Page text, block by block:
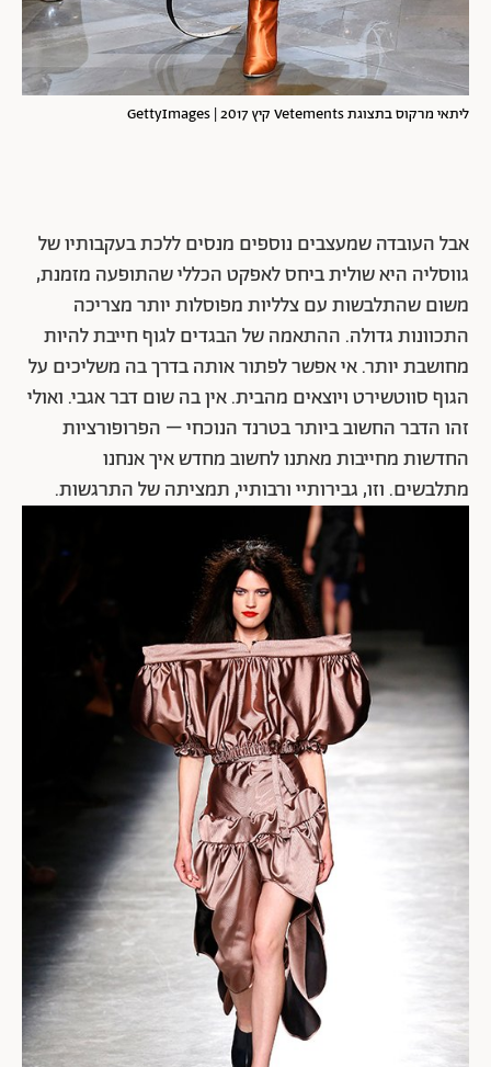
ליתאי מרקוס בתצוגת Vetements קיץ 2017 | GettyImages
אבל העובדה שמעצבים נוספים מנסים ללכת בעקבותיו של
גווסליה היא שולית ביחס לאפקט הכללי שהתופעה מזמנת,
משום שהתלבשות עם צלליות מפוסלות יותר מצריכה
התכוונות גדולה. ההתאמה של הבגדים לגוף חייבת להיות
מחושבת יותר. אי אפשר לפתור אותה בדרך בה משליכים על
הגוף סווטשירט ויוצאים מהבית. אין בה שום דבר אגבי. ואולי
זהו הדבר החשוב ביותר בטרנד הנוכחי – הפרופורציות
החדשות מחייבות מאתנו לחשוב מחדש איך אנחנו
מתלבשים. וזו, גבירותיי ורבותיי, תמציתה של התרגשות.